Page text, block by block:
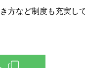
方など制度も充実し